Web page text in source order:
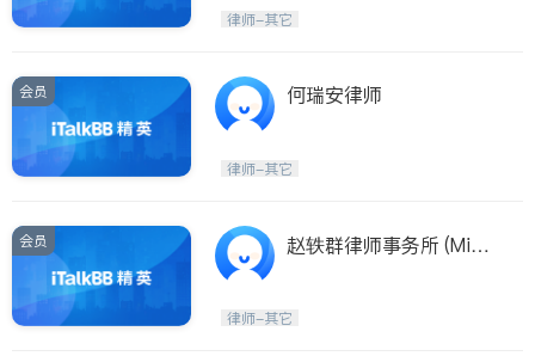
Port Perry
King
律师-其它
会员 何瑞安律师
律师-其它
会员
赵轶群律师事务所 (Missi
律师-其它